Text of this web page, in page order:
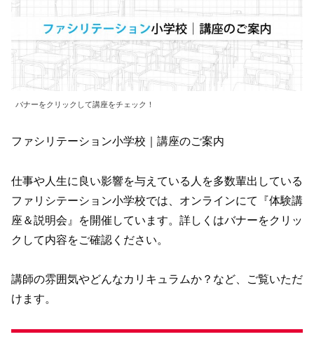
バナーをクリックして講座をチェック！
ファシリテーション小学校｜講座のご案内
仕事や人生に良い影響を与えている人を多数輩出している
ファリシテーション小学校では、オンラインにて『体験講
座＆説明会』を開催しています。詳しくはバナーをクリッ
クして内容をご確認ください。
講師の雰囲気やどんなカリキュラムか？など、ご覧いただ
けます。